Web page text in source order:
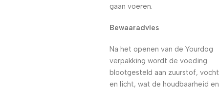
gaan voeren.
Bewaaradvies
Na het openen van de Yourdog
verpakking wordt de voeding
blootgesteld aan zuurstof, vocht
en licht, wat de houdbaarheid en